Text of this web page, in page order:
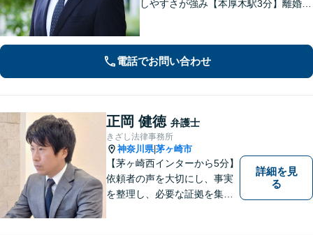
しやすさが強み【本厚木駅3分】離婚・
一人で抱え込まずにご連絡ください。
電話でお問い合わせ
正岡 健徳 弁護士
きざし法律事務所
神奈川県|茅ヶ崎市
【茅ヶ崎西インターから5分】
依頼者の声を大切にし、事実
を整理し、必要な証拠を集め
詳細を見
る